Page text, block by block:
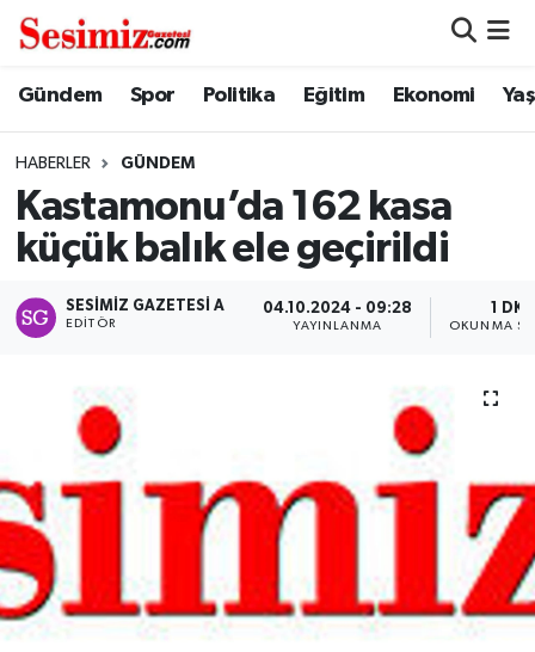
Gündem Spor Politika Eğitim Ekonomi
HABERLER GÜNDEM
Kastamonu’da 162 kasa
küçük balık ele geçirildi
SESIMIZ GAZETESI A
EDITÖR
04.10.2024 - 09:28
YAYINLANMA
1 DK
OKUNMA
Dünya
Ekonomi
Genel
Gündem
Magazin
Politika
Spor
Nöbetçi Eczaneler
Hava Durumu
Namaz Vakitleri
Trafik Durumu
Süper Lig Puan Durumu ve Fikstür
Tüm Manşetler
Son Dakika Haberleri